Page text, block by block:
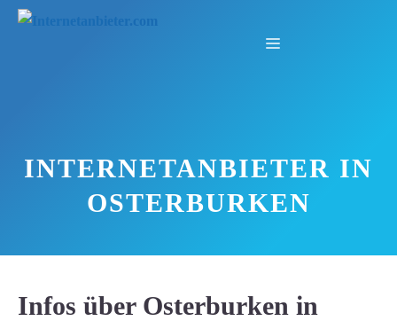
Zum
Menü
INTERNETANBIETER IN
OSTERBURKEN
Infos über Osterburken in